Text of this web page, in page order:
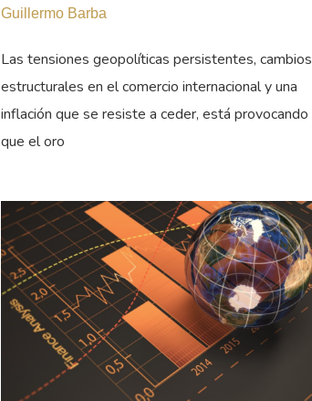
Guillermo Barba
Las tensiones geopolíticas persistentes, cambios
estructurales en el comercio internacional y una
inflación que se resiste a ceder, está provocando
que el oro